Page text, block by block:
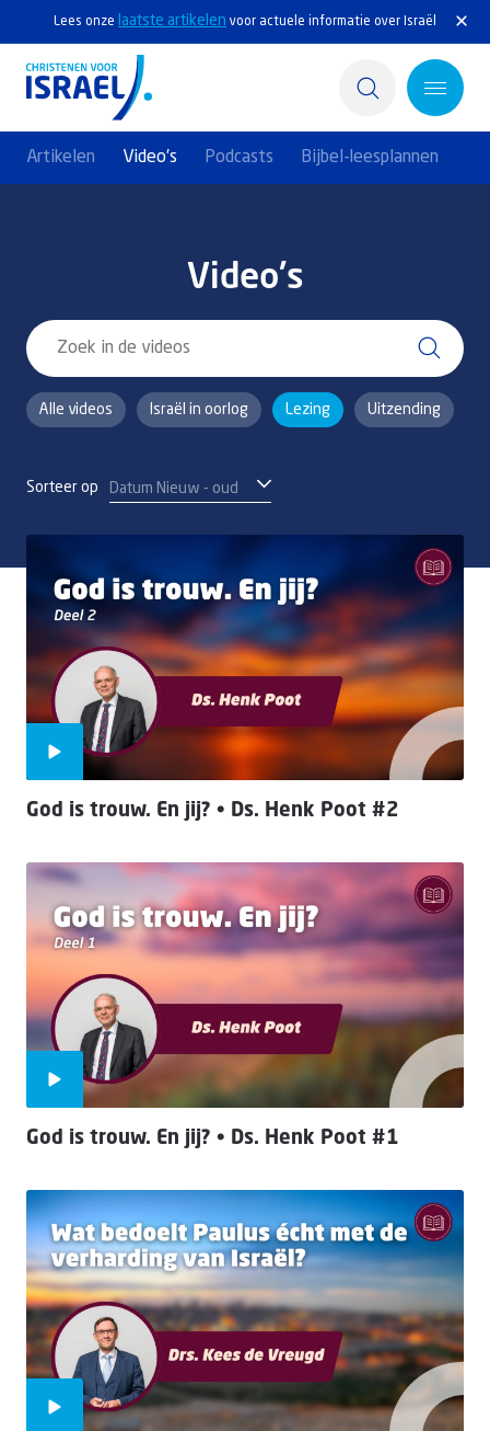
Lees onze laatste artikelen voor actuele informatie over Israël
Artikelen Video's Podcasts Bijbel-leesplannen
Steun Israël
Service & Contact
Doneer
Video's
Alle videos Israël in oorlog Lezing Uitzending
Sorteer op
God is trouw. En jij? • Ds. Henk Poot #2
God is trouw. En jij? • Ds. Henk Poot #1